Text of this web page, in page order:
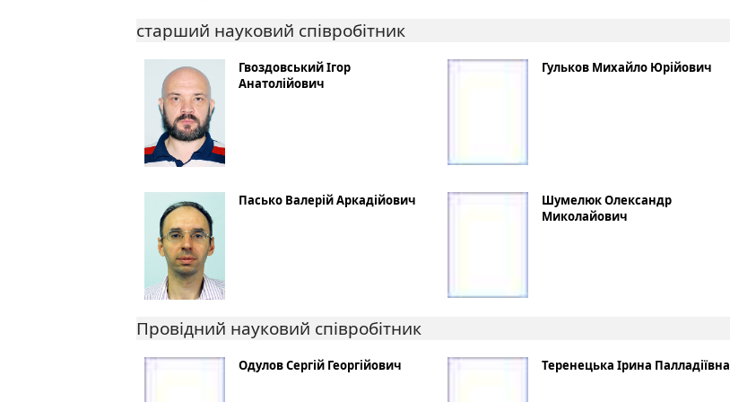
старший науковий співробітник
Гвоздовський Ігор
Анатолійович
Гульков Михайло Юрійович
Пасько Валерій Аркадійович
Шумелюк Олександр
Миколайович
Провідний науковий співробітник
Одулов Сергій Георгійович Теренецька Ірина Палладіївна